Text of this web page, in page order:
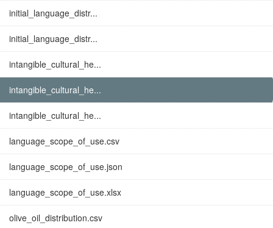
initial_language_distr...
initial_language_distr...
intangible_cultural_he...
intangible_cultural_he...
intangible_cultural_he...
language_scope_of_use.csv
language_scope_of_use.json
language_scope_of_use.xlsx
olive_oil_distribution.csv